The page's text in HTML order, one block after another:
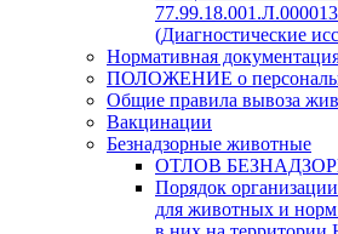
(Диагностические
Нормативная
ПОЛОЖЕНИЕ о
Общие правила вывоза
Вакцинации
Безнадзорные животные
ОТЛОВ
Порядок
для животных и